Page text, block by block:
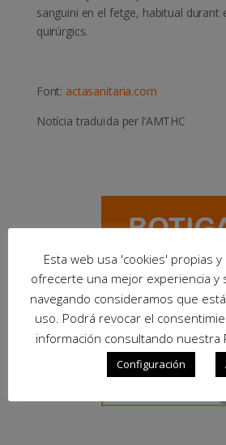
sanguini en el fetge, habitual durant
quirúrgics.
Font: actasanitaria.com
Notícia traduïda per l’AMTHC
Esta web usa 'cookies' propias
ofrecerte una mejor experiencia y
navegando consideramos que
uso. Podrá revocar el
información consultando nuestra
Configuración